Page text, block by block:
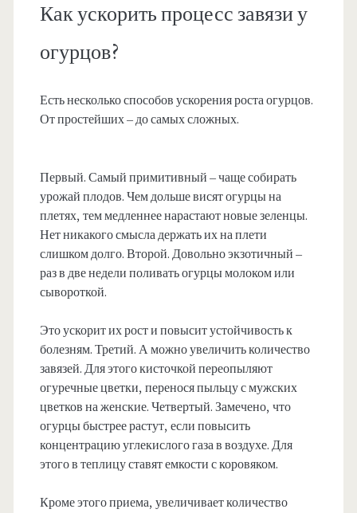
Как ускорить процесс завязи у
огурцов?
Есть несколько способов ускорения роста огурцов.
От простейших – до самых сложных.
Первый. Самый примитивный – чаще собирать
урожай плодов. Чем дольше висят огурцы на
плетях, тем медленнее нарастают новые зеленцы.
Нет никакого смысла держать их на плети
слишком долго. Второй. Довольно экзотичный –
раз в две недели поливать огурцы молоком или
сывороткой.
Это ускорит их рост и повысит устойчивость к
болезням. Третий. А можно увеличить количество
завязей. Для этого кисточкой переопыляют
огуречные цветки, перенося пыльцу с мужских
цветков на женские. Четвертый. Замечено, что
огурцы быстрее растут, если повысить
концентрацию углекислого газа в воздухе. Для
этого в теплицу ставят емкости с коровяком.
Кроме этого приема, увеличивает количество